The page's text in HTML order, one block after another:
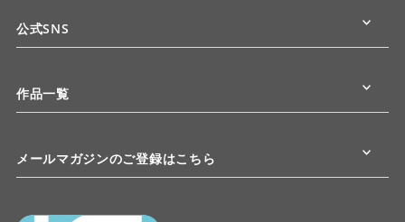
公式SNS
作品一覧
メールマガジンのご登録はこちら